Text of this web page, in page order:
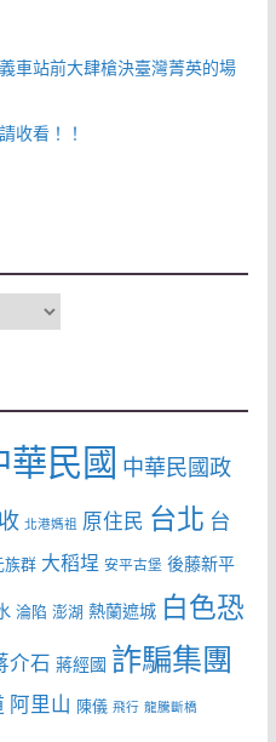
車站前大肆槍決臺灣菁英的場
收看！！
華民國 中華民國政
北港媽祖 原住民 台北 台
族群 大稻埕 安平古堡 後藤新平
淪陷 澎湖 熱蘭遮城 白色恐
介石 蔣經國 詐騙集團
阿里山 陳儀 飛行 龍騰斷橋